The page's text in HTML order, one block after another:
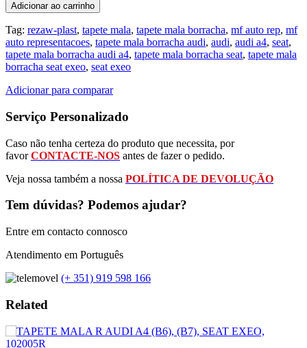
Adicionar ao carrinho
Tag: rezaw-plast, tapete mala, tapete mala borracha, mf auto rep, mf
auto representacoes, tapete mala borracha audi, audi, audi a4, seat,
tapete mala borracha audi a4, tapete mala borracha seat, tapete mala
borracha seat exeo, seat exeo
Adicionar para comparar
Serviço Personalizado
Caso não tenha certeza do produto que necessita, por
favorCONTACTE-NOS antes de fazer o pedido.
Veja nossa também a nossa POLÍTICA DE DEVOLUÇÃO
Tem dúvidas? Podemos ajudar?
Entre em contacto connosco
Atendimento em Português
(+ 351) 919 598 166
Related